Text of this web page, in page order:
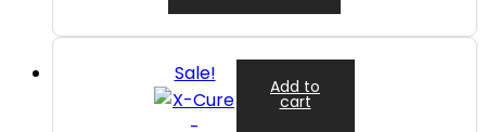
Sale!
Add to
cart